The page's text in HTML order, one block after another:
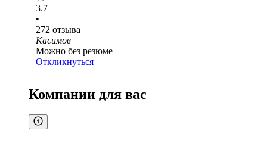
3.7
•
272 отзыва
Касимов
Можно без резюме
Откликнуться
Компании для вас